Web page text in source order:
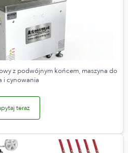
z podwójnym końcem, maszyna do
i cynowania
teraz